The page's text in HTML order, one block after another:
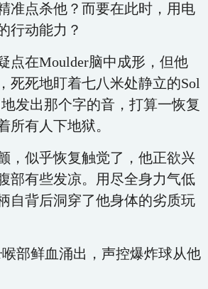
准点杀他？而要在此时，用电
行动能力？
点在Moulder脑中成形，但他
死死地盯着七八米处静立的Sol
发出那个字的音，打算一恢复
所有人下地狱。
，似乎恢复触觉了，他正欲兴
部有些发凉。用尽全身力气低
自背后洞穿了他身体的劣质玩
部鲜血涌出，声控爆炸球从他